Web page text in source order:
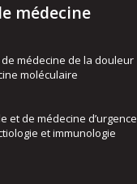
médecine
médecine de la douleur
moléculaire
et de médecine d’urgence
et immunologie